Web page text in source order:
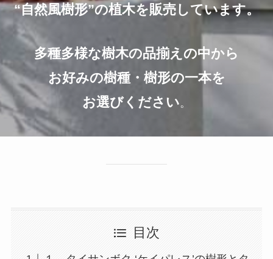
“自然風樹形”の植木を販売しています。
多種多様な樹木の品揃えの中から
お好みの樹種・樹形の一本を
お選びください。
目次